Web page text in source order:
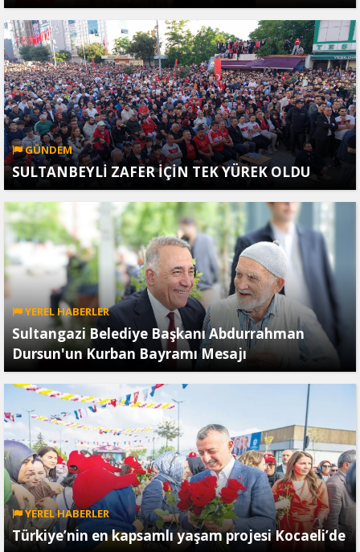
GÜNDEM
SULTANBEYLİ ZAFER İÇİN TEK YÜREK OLDU
YEREL HABERLER
Sultangazi Belediye Başkanı Abdurrahman
Dursun'un Kurban Bayramı Mesajı
YEREL HABERLER
Türkiye’nin en kapsamlı yaşam projesi Kocaeli’de